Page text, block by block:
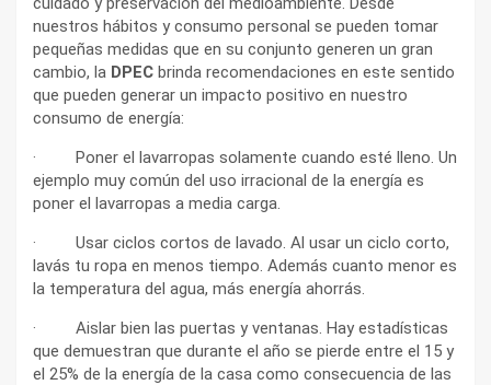
nuestros hábitos y consumo personal se pueden tomar
pequeñas medidas que en su conjunto generen un gran
cambio, la DPEC brinda recomendaciones en este sentido
que pueden generar un impacto positivo en nuestro
consumo de energía:
· Poner el lavarropas solamente cuando esté lleno. Un
ejemplo muy común del uso irracional de la energía es
poner el lavarropas a media carga.
· Usar ciclos cortos de lavado. Al usar un ciclo corto,
lavás tu ropa en menos tiempo. Además cuanto menor es
la temperatura del agua, más energía ahorrás.
· Aislar bien las puertas y ventanas. Hay estadísticas
que demuestran que durante el año se pierde entre el 15 y
el 25% de la energía de la casa como consecuencia de las